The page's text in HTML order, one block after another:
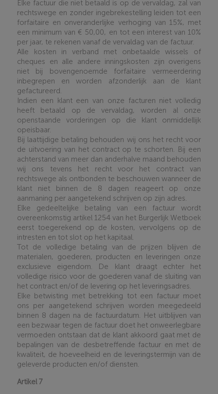
Elke factuur die niet betaald is op de vervaldag, zal van
rechtswege en zonder ingebrekestelling leiden tot een
forfaitaire en onveranderlijke verhoging van 15%, met
een minimum van € 50,00, en tot een interest van 10%
per jaar, te rekenen vanaf de vervaldag van de factuur.
Alle kosten in verband met onbetaalde wissels of
cheques en alle andere inningskosten zijn overigens
niet bij bovengenoemde forfaitaire vermeerdering
inbegrepen en worden afzonderlijk aan de klant
gefactureerd.
Indien een klant een van onze facturen niet volledig
heeft betaald op de vervaldag, worden al onze
openstaande vorderingen op die klant onmiddellijk
opeisbaar.
Bij laattijdige betaling behouden wij ons het recht voor
de uitvoering van het contract op te schorten. Bij een
achterstand van meer dan anderhalve maand behouden
wij ons tevens het recht voor het contract van
rechtswege als ontbonden te beschouwen wanneer de
klant niet binnen de 8 dagen reageert op onze
aanmaning per aangetekend schrijven op zijn adres.
Elke gedeeltelijke betaling van een factuur wordt
overeenkomstig artikel 1254 van het Burgerlijk Wetboek
eerst toegerekend op de kosten, vervolgens op de
intresten en tot slot op het kapitaal.
Tot de volledige betaling van de prijzen blijven de
materialen, goederen, producten en leveringen onze
exclusieve eigendom. De klant draagt echter het
volledige risico voor de goederen vanaf de sluiting van
het contract en/of de levering op het leveringsadres.
Elke betwisting met betrekking tot een factuur moet
ons per aangetekend schrijven worden meegedeeld
binnen 8 dagen na de factuurdatum. Het uitblijven van
een bezwaar tegen de factuur doet het onweerlegbare
vermoeden ontstaan dat de klant akkoord gaat met de
bepalingen van de desbetreffende factuur en met de
kwaliteit, de hoeveelheid en de leveringstermijn van de
geleverde producten en/of diensten.
Artikel 7